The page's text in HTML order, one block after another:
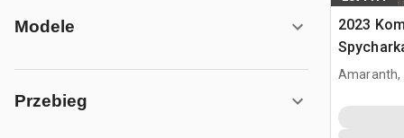
Modele
Przebieg
2023
Amaranth,